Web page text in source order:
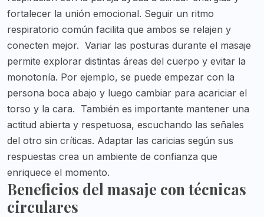
fortalecer la unión emocional. Seguir un ritmo
respiratorio común facilita que ambos se relajen y
conecten mejor. Variar las posturas durante el masaje
permite explorar distintas áreas del cuerpo y evitar la
monotonía. Por ejemplo, se puede empezar con la
persona boca abajo y luego cambiar para acariciar el
torso y la cara. También es importante mantener una
actitud abierta y respetuosa, escuchando las señales
del otro sin críticas. Adaptar las caricias según sus
respuestas crea un ambiente de confianza que
enriquece el momento.
Beneficios del masaje con técnicas
circulares